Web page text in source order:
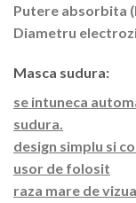
Putere absorbita
Diametru
Masca sudura:
se intuneca
sudura.
design simplu si
usor de folosit
raza mare de